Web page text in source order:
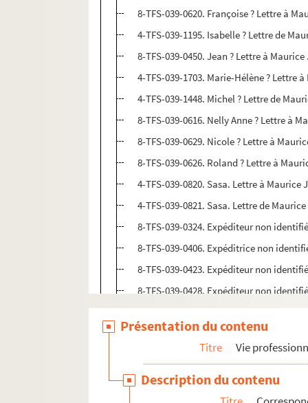
8-TFS-039-0620. Françoise ? Lettre à
4-TFS-039-1195. Isabelle ? Lettre de
8-TFS-039-0450. Jean ? Lettre à
4-TFS-039-1703. Marie-Hélène ? Lettre
4-TFS-039-1448. Michel ? Lettre de
8-TFS-039-0616. Nelly Anne ? Lettre à
8-TFS-039-0629. Nicole ? Lettre à
8-TFS-039-0626. Roland ? Lettre à
4-TFS-039-0820. Sasa. Lettre à Maurice
4-TFS-039-0821. Sasa. Lettre de
8-TFS-039-0324. Expéditeur non
8-TFS-039-0406. Expéditrice non
8-TFS-039-0423. Expéditeur non
8-TFS-039-0428. Expéditeur non
8-TFS-039-0432. Expéditeur non
8-TFS-039-0562. Expéditeur non
4-TFS-039-0084. Expéditeur non
4-TFS-039-0806. Expéditeur non
4-TFS-039-0824. Expéditeur non
Présentation du contenu
Titre Vie
Description du contenu